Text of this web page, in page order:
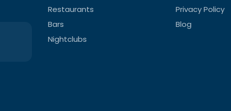
Restaurants
Bars
Nightclubs
Privacy Policy
Blog